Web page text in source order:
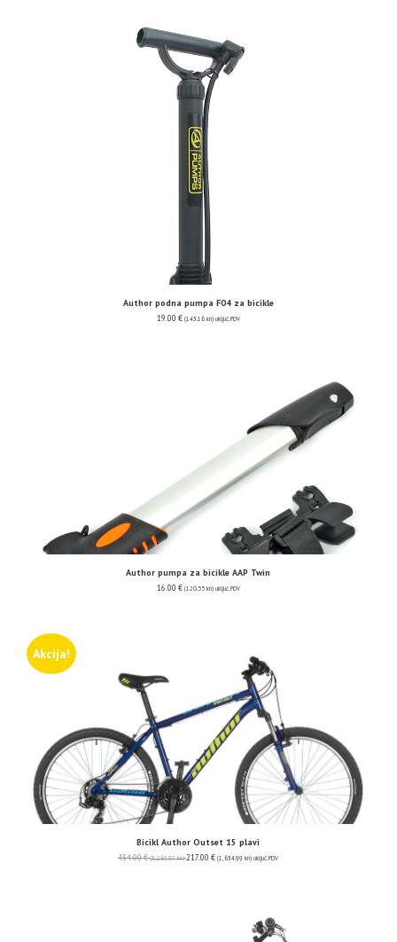
Author podna pumpa F04 za bicikle
19.00 € (143.16 kn) uključ. PDV
Author pumpa za bicikle AAP Twin
16.00 € (120.55 kn) uključ. PDV
Akcija!
Bicikl Author Outset 15 plavi
434.00€ (3,269.97 kn) 217.00 € (1,634.99 kn) uključ. PDV